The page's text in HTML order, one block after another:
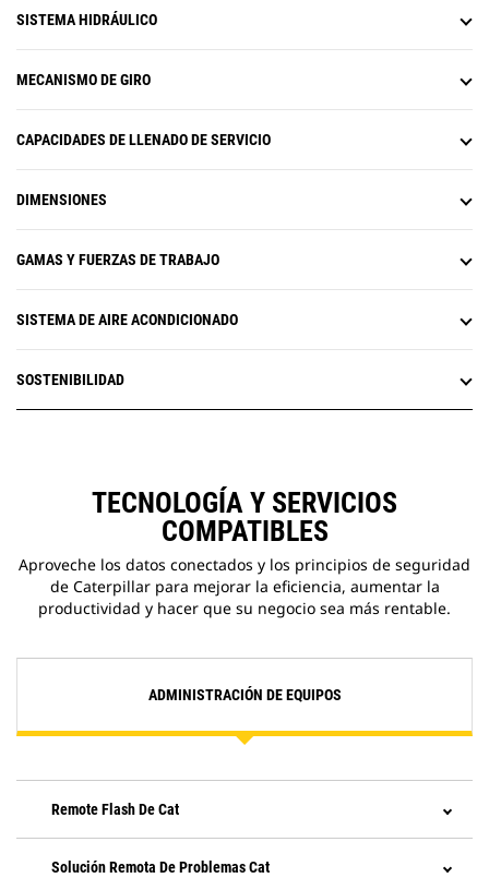
SISTEMA HIDRÁULICO
MECANISMO DE GIRO
CAPACIDADES DE LLENADO DE SERVICIO
DIMENSIONES
GAMAS Y FUERZAS DE TRABAJO
SISTEMA DE AIRE ACONDICIONADO
SOSTENIBILIDAD
TECNOLOGÍA Y SERVICIOS
COMPATIBLES
Aproveche los datos conectados y los principios de seguridad
de Caterpillar para mejorar la eficiencia, aumentar la
productividad y hacer que su negocio sea más rentable.
ADMINISTRACIÓN DE EQUIPOS
Remote Flash De Cat
Solución Remota De Problemas Cat